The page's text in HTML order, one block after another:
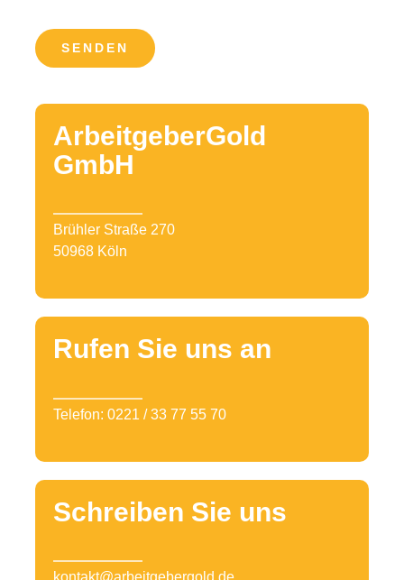
SENDEN
ArbeitgeberGold
GmbH
Brühler Straße 270
50968 Köln
Rufen Sie uns an
Telefon: 0221 / 33 77 55 70
Schreiben Sie uns